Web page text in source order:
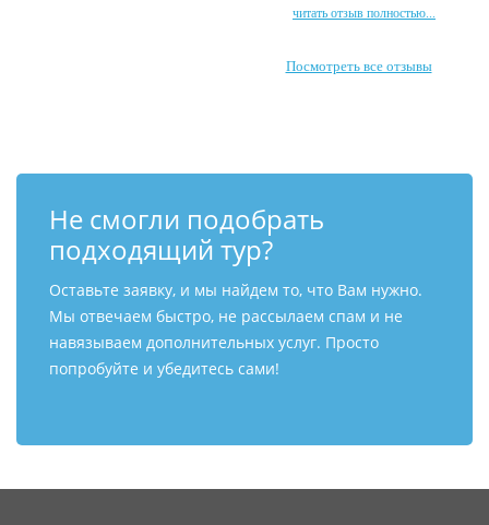
читать отзыв полностью...
Посмотреть все отзывы
Не смогли подобрать
подходящий тур?
Оставьте заявку, и мы найдем то, что Вам нужно.
Мы отвечаем быстро, не рассылаем спам и не
навязываем дополнительных услуг. Просто
попробуйте и убедитесь сами!